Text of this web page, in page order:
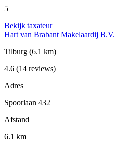
5
Bekijk taxateur
Hart van Brabant Makelaardij B.V.
Tilburg (6.1 km)
4.6 (14 reviews)
Adres
Spoorlaan 432
Afstand
6.1 km